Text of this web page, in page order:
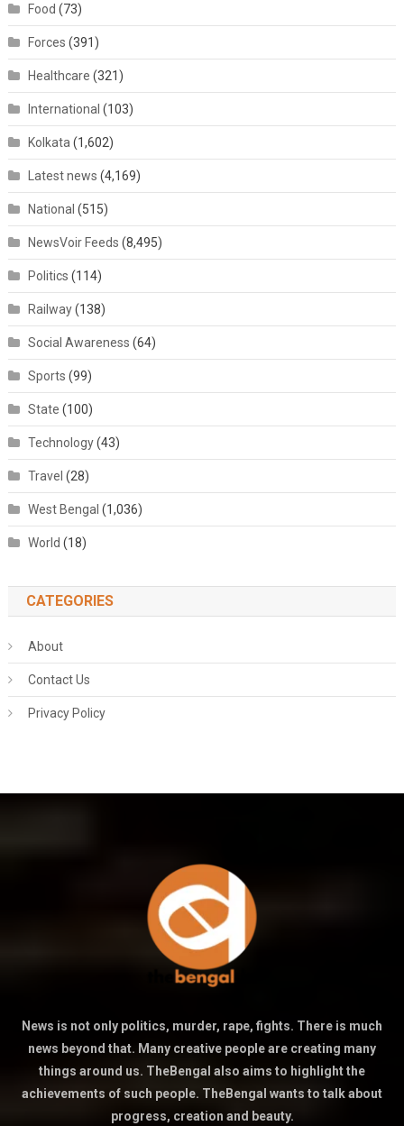
Food (73)
Forces (391)
Healthcare (321)
International (103)
Kolkata (1,602)
Latest news (4,169)
National (515)
NewsVoir Feeds (8,495)
Politics (114)
Railway(138)
Social Awareness (64)
Sports (99)
State (100)
Technology(43)
Travel (28)
West Bengal (1,036)
World (18)
CATEGORIES
About
Contact Us
Privacy Policy
News is not only politics, murder, rape, fights. There is much
news beyond that. Many creative people are creating many
things around us. TheBengal also aims to highlight the
achievements of such people. TheBengal wants to talk about
progress, creation and beauty.